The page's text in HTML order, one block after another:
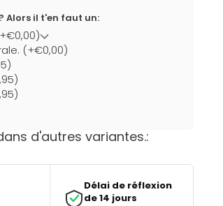
Alors il t'en faut un:
(+€0,00)
d'autres variantes.:
Délai de réflexion
de 14 jours